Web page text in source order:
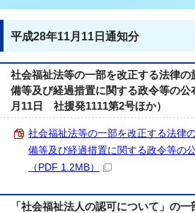
平成28年11月11日通知分
社会福祉法等の一部を改正する法律
備等及び経過措置に関する政令等の公
月11日 社援発1111第2号ほか）
社会福祉法等の一部を改正する法律
備等及び経過措置に関する政令等の
（PDF 1.2MB）
「社会福祉法人の認可について」の